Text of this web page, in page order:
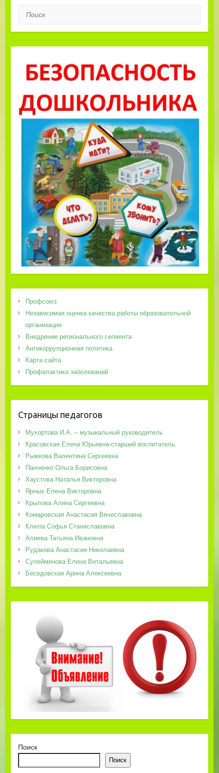
Поиск
Профсоюз
Независимая оценка качества работы образовательной
организации
Внедрение регионального сегмента
Антикоррупционная политика
Карта сайта
Профилактика заболеваний
Страницы педагогов
Мухортова И.А. – музыкальный руководитель
Красовская Елена Юрьевна-старший воспитатель.
Рыжкова Валентина Сергеевна
Панченко Ольга Борисовна
Хаустова Наталья Викторовна
Ярных Елена Викторовна
Крылова Алина Сергеевна
Комаровская Анастасия Вячеславовна
Клюпа Софья Станиславовна
Алиева Татьяна Ивановна
Рудакова Анастасия Николаевна
Сулейменова Елена Витальевна
Беседовская Арина Алексеевна
Поиск
Поиск